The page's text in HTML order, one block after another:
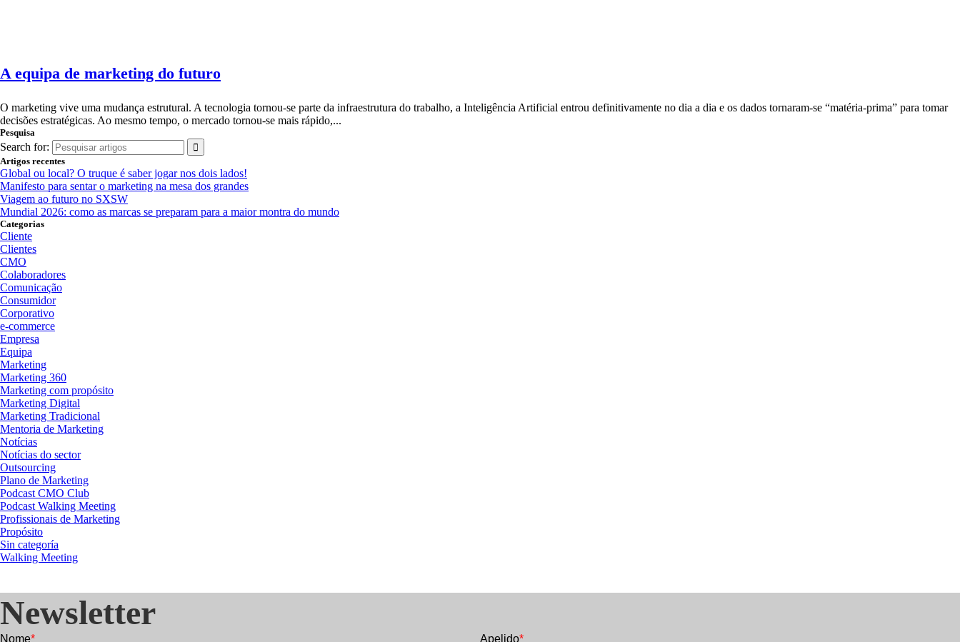
A equipa de marketing do futuro
O marketing vive uma mudança estrutural. A tecnologia tornou-se parte da infraestrutura do trabalho, a Inteligência Artificial entrou definitivamente no dia a dia e os dados tornaram-se “matéria-prima” para tomar
decisões estratégicas. Ao mesmo tempo, o mercado tornou-se mais rápido,...
Pesquisa
Search for:
Artigos recentes
Global ou local? O truque é saber jogar nos dois lados!
Manifesto para sentar o marketing na mesa dos grandes
Viagem ao futuro no SXSW
Mundial 2026: como as marcas se preparam para a maior montra do mundo
Categorias
Cliente
Clientes
CMO
Colaboradores
Comunicação
Consumidor
Corporativo
e-commerce
Empresa
Equipa
Marketing
Marketing 360
Marketing com propósito
Marketing Digital
Marketing Tradicional
Mentoria de Marketing
Notícias
Notícias do sector
Outsourcing
Plano de Marketing
Podcast CMO Club
Podcast Walking Meeting
Profissionais de Marketing
Propósito
Sin categoría
Walking Meeting
Newsletter